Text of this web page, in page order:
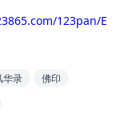
123pan/E
华录
佛印